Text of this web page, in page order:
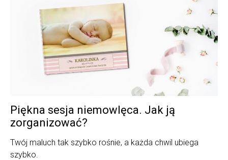
Piękna sesja niemowlęca. Jak ją
zorganizować?
Twój maluch tak szybko rośnie, a każda chwil ubiega
szybko.